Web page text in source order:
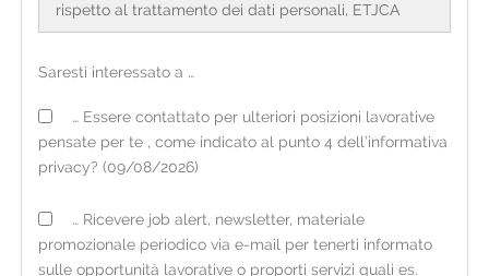
rispetto al trattamento dei dati personali, ETJCA
S.p.a. Agenzia per il lavoro con sede legale in Corso
Sempione, 4 – 20154 Milano e direzione generale in
12720200158, (di seguito definita 'organizzazione') in
qualità di Titolare del trattamento, è tenuta a fornire
alcune informazioni riguardanti l'utilizzo dei dati
territorio italiano mediante filiali il cui elenco
aggiornato è consultabile sul sito internet
Saresti interessato a …
… Essere contattato per ulteriori posizioni lavorative
pensate per te , come indicato al punto 4 dell’informativa
privacy? (09/08/2026)
… Ricevere job alert, newsletter, materiale
promozionale periodico via e-mail per tenerti informato
sulle opportunità lavorative o proporti servizi quali es.